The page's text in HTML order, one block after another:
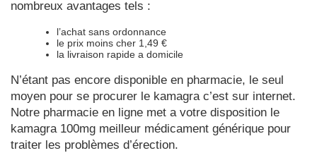
nombreux avantages tels :
l’achat sans ordonnance
le prix moins cher 1,49 €
la livraison rapide a domicile
N’étant pas encore disponible en pharmacie, le seul
moyen pour se procurer le kamagra c’est sur internet.
Notre pharmacie en ligne met a votre disposition le
kamagra 100mg meilleur médicament générique pour
traiter les problèmes d’érection.